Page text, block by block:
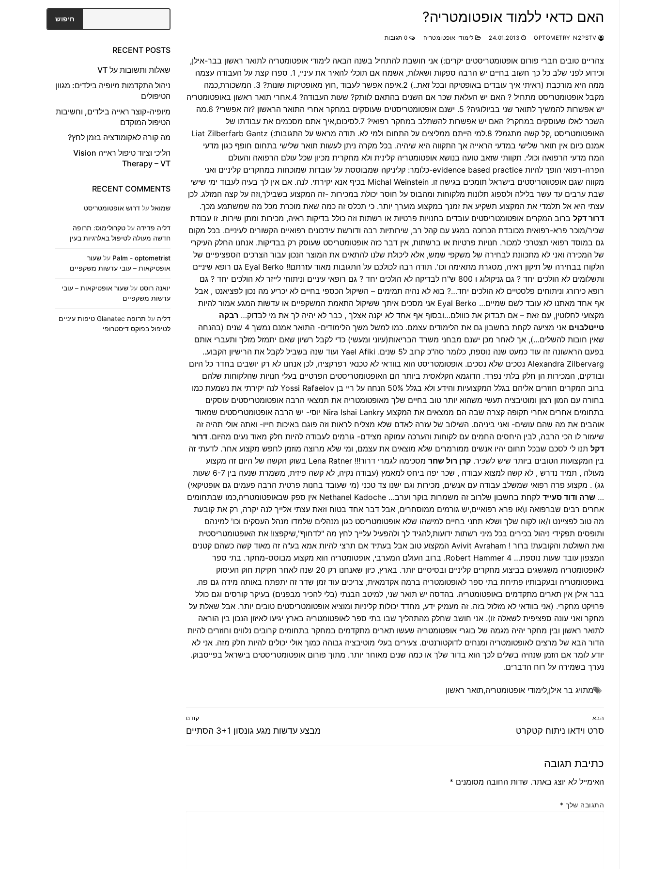
האם כדאי ללמוד אופטומטריה?
24.01.2013 לימודי אופטומטריה
‏צהריים טובים חברי פורום אופטומטריסטים יקרים:) אני חושבת להתחיל בשנה הבאה לימודי אופטומטריה לתואר ראשון בבר-אילן,
וכידוע לפני שלב כל כך חשוב בחיים יש הרבה ספקות ושאלות, אשמח אם תוכלי להאיר את עיניי, 1. ספרו קצת על העבודה עצמה
ממה היא מורכבת (ראיתי איך עובדים באופטיקה ובכל זאת..) 2.איפה אפשר לעבוד ,חוץ מאופטיקות שונות? 3. המשכורת,כמה
מקבל אופטומטריסט מתחיל ? האם יש העלאת שכר אם השנים בהתאם לוותק? שעות העבודה? 4.אחרי תואר ראשון באופטומטריה
יש אפשרות להמשיך לתואר שני בביולוגיה? 5. ישנם אופטומטריסטים שעוסקים במחקר אחרי התואר הראשון ?זה אפשרי? 6.מה
השכר לאלו שעוסקים במחקר? האם יש אפשרות להשתלב במחקר רפואי? 7.לסיכום,איך אתם מסכמים את עבודתו של
האופטומטריסט ,קל קשה מתגמל? 8.למי הייתם ממליצים על התחום ולמי לא. תודה מראש על התגובות:) Liat Zilberfarb Gantz
אמנם כיום אין תואר שלישי במדעי הראייה אך התקווה היא שיהיה. בכל מקרה ניתן לעשות תואר שלישי בתחום חופף כגון מדעי
המח מדעי הרפואה וכולי. תקוותי שזאב טועה בנושא אופטומטריה קלינית ולא מחקרית מכיון שכל עולם הרפואה והעולם
הפרה-רפואי הופך להיות evidence based practice-כלומר: קליניקה שמבוססת על עובדות שמוכחות במחקרים קליניים ואני
מקווה שגם אופטווטריסטים בישראל תומכים בגישה זו. Michal Weinstein בכיף אנא יקירתי. לנה. אם אין לך בעיה לעבוד ימי שישי
שבת ערבים עד עשר בלילה ולספוג תלונות מלקוחות ומהבוס על חוסר יכולת במכירות -זה המקצוע בשבילך,וזה על קצה המזלג. לכן
עצתי היא אל תלמדי את המקצוע תשקיע את זמנך במקצוע מוערך יותר. כי תכלס זה כמה שאת מוכרת מכל מה שמשתמע מכך.
דרור דקל ברוב המקרים אופטומטריסטים עובדים בחנויות פרטיות או רשתות וזה כולל בדיקות ראיה, מכירות ומתן שירות. זו עבודת
שכיר/מוכר פרא-רפואית מכובדת הכרוכה במגע עם קהל רב, שירותיות רבה ודורשת עידכונים רפואיים הקשורים לעיניים. בכל מקום
גם במוסד רפואי תצטרכי למכור. חנויות פרטיות או ברשתות, אין דבר כזה אופטומטריסט שעוסק רק בבדיקות. אנחנו החלק העיקרי
של המכירה ואני לא מתכוונת לבחירה של משקפי שמש, אלא ליכולת שלנו להתאים את המוצר הנכון עבור הצרכים הספציפיים של
הלקוח בבחירה של תיקון ראיה, מסגרת מתאימה וכו'. תודה רבה לכולכם על התגובות מאוד עזרתם!! Eyal Berko גם רופא שיניים
ותשלומים לא הולכים יחד ? גם גניקולוג ו 800 ש"ח לבדיקה לא הולכים יחד ? גם רופאי עיניים וניתוחי לייזר לא הולכים יחד ? גם
רופא כירורג וניתוחים פלסטיים לא הולכים יחד…? בוא לא נהיה תמימים – השיקול הכספי בחיים לא יכריע מה נכון לפציאנט , אבל
אף אחד מאתנו לא עובד לשם שמיים… Eyal Berko אני מסכים איתך ששיקול התאמת המשקפיים או עדשות המגע אמור להיות
מקצועי לחלוטין, עם זאת – אם תבדוק את כווולם…ובסוף אף אחד לא יקנה אצלך , כבר לא יהיה לך את מי לבדוק… רבקה
טייטלבוים
אני מציעה לקחת בחשבון גם את הלימודים עצמם. כמו למשל משך הלימודים- התואר אמנם נמשך 4 שנים (בהנחה
שאין חובות להשלים…), אך לאחר מכן ישנם מבחני משרד הבריאות(עיוני ומעשי) כדי לקבל רשיון שאם יתמזל מזלך ותעברי אותם
בפעם הראשונה זה עוד כמעט שנה נוספת, כלומר סה"כ קרוב ל5 שנים. Yael Afiki ועוד שנה בשביל לקבל את הרישיון הקבוע..
Alexandra Zilbervarg נסכים שלא נסכים. אופטומטריסט הוא בוודאי לא טכנאי רפרקציה, לכן אנחנו לא רק יושבים בחדר כל היום
ובודקים, המכירות הן חלק בלתי נפרד. הדוגמא הקלאסית ביותר הם האופטומטריסטים הפרטיים בעלי חנויות שהלקוחות שלהם
ברוב המקרים חוזרים אליהם בגלל המקצועיות והידע ולא בגלל 50% הנחה על ריי בן Yossi Rafaelov לנה יקירתי את נשמעת כמו
בחורה עם המון רצון ומוטיבציה תעשי משהוא יותר טוב בחיים שלך מאופטומטריה את תמצאי הרבה אופטומטריסטים עוסקים
בתחומים אחרים אחרי תקופה קצרה שבה הם ממצאים את המקצוע Nira Ishai Lankry יוסי- יש הרבה אופטומטריסטים שמאוד
אוהבים את מה שהם עושים- ואני ביניהם. השילוב של עזרה לאדם שלא מצליח לראות וזה פוגם באיכות חייו- ואתה אולי תהיה זה
שיעזור לו הכי הרבה, לבין היחסים החמים עם לקוחות והערכה עמוקה מצידם- גורמים לעבודה להיות חלק מאוד נעים מהיום. דרור
דקל תנו לי לסכם שבכל תחום יהיו אנשים ממורמרים שלא מוצאים את עצמם, ומי שלא מרוצה מוזמן לחפש מקצוע אחר. לדעתי זה
בין המקצועות הטובים ביותר שיש לשכיר. קרן רול שחר
מסכימה לגמרי דרור!!! Lena Ratner בשוק הקשה של היום זה מקצוע
מעולה , תמיד נדרש , לא קשה למצוא עבודה , שכר יפה ביחס למאמץ (עבודה נקיה, לא קשה פיזית, משמרת שנעה בין 6-7 שעות
גג) . מקצוע פרה רפואי שמשלב עבודה עם אנשים, מכירות וגם ישנו צד טכני (מי שעובד בחנות פרטית הרבה פעמים גם אופטיקאי)
… שרה ודוד סעייד
לקחת בחשבון שלרוב זה משמרות בוקר וערב… Nethanel Kadoche אין ספק שבאופטומטריה,כמו שבתחומים
אחרים רבים שברפואה ו\או פרא רפואיים,יש גורמים ממוסחרים, אבל דבר אחד בטוח וזאת עצתי אלייך לנה יקרה, רק את קובעת
מה טוב לפציינט ו/או לקוח שלך ושלא תתני בחיים למישהו שלא אופטומטריסט כגון מנהלים שלמדו מנהל העסקים וכו' למינהם
ותופסים תפקידי ניהול בכירים בכל מיני רשתות ידועות,להגיד לך ולהפעיל עלייך לחץ מה "לדחוף",שיקפצו! את האופטומטריסטית
ואת השולטת והקובעת! ברור ! Avivit Avraham המקצוע טוב אבל בעתיד אם תרצי להיות אמא בע"ה זה מאוד קשה כשהם קטנים
המצפון עובד שעות נוספת… Robert Hammer 4. ברוב העולם המערבי, אופטומטריה הוא מקצוע מבוסס-מחקר. בתי ספר
לאופטומטריה משגשגים בביצוע מחקרים קליניים ובסיסיים יותר. בארץ, כיון שאנחנו רק 20 שנה לאחר חקיקת חוק העיסוק
באופטומטריה ובעקבותיו פתיחת בתי ספר לאופטומטריה ברמה אקדמאית, צריכים עוד זמן שדר זה יתפתח באותה מידה גם פה.
בבר אילן אין תארים מתקדמים באופטומטריה. בהדסה יש תואר שני, למיטב הבנתי (בלי להכיר מבפנים) בעיקר קורסים וגם כולל
פרויקט מחקרי. (אני בוודאי לא מזלזל בזה. זה מעמיק ידע, מחדד יכולות קליניות ומוציא אופטומטריסטים טובים יותר. אבל שאלת על
מחקר ואני עונה ספציפית לשאלה זו). אני חושב שחלק מהתהליך שבו בתי ספר לאופטומטריה בארץ יגיעו לאיזון הנכון בין הוראה
לתואר ראשון ובין מחקר יהיה מגמה של בוגרי אופטומטריה שעשו תארים מתקדמים במחקר בתחומים קרובים נלווים וחוזרים להיות
הדור הבא של מרצים לאופטומטריה ומנחים לדוקטורנטים. צעירים בעלי מוטיבציה גבוהה כמוך אולי יכולים להיות חלק מזה. אני לא
יודע לומר אם הזמן שנהיה בשלים לכך הוא בדור שלך או כמה שנים מאוחר יותר. מתוך פורום אופטומטריסטים בישראל בפייסבוק.
נערך בשמירה על רוח הדברים.
מתויג בר אילן,לימודי אופטומטריה,תואר ראשון
ניווט קודם
פוסט
מבצע עדשות מגע גונסון 3+1 הסתיים
הבא
הפוסט
סרט וידאו ניתוח קטקרט
כתיבת תגובה
האימייל לא יוצג באתר. שדות החובה מסומנים *
התגובה שלך *
חיפוש
RECENT POSTS
שאלות ותשובות על VT
ניהול התקדמות מיופיה בילדים: מגוון
הטיפולים
מיופיה-קוצר ראייה בילדים, וחשיבות
הטיפול המוקדם
מה קורה לאקומודציה בזמן לחץ?
הליכי וציוד טיפול ראייה Vision
Therapy – VT
RECENT COMMENTS
שמואל על דרוש אופטומטריסט
דליה פדידה על טקרולימוס: תרופה
חדשה מעולה לטיפול באלרגיות בעין
Palm - optometrist על שעור
אופטיקאות – עובי עדשות משקפיים
יואנה רוסט על שעור אופטיקאות – עובי
עדשות משקפיים
דליה על
תרופה Glanatec טיפות עיניים
לטיפול בפוקס דיסטרופי